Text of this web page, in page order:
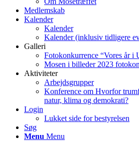
Medlemskab
Kalender
Kalender
Kalender (inklusiv tidligere
Galleri
Fotokonkurrence “Vores år i
Mosen i billeder 2023
Aktiviteter
Arbejdsgrupper
Konference om Hvorfor
natur, klima og demokrati?
Login
Lukket side for bestyrelsen
Søg
Menu Menu